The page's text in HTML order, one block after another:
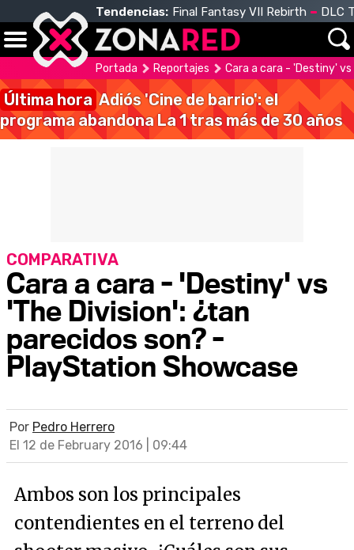
Tendencias: Final Fantasy VII Rebirth DLC
Portada Reportajes Cara a cara - 'Destiny'
Última hora Adiós 'Cine de barrio': el
programa abandona La 1 tras más de 30 años
Cara a cara - 'Destiny' vs
'The Division': ¿tan
parecidos son? -
PlayStation Showcase
COMPARATIVA
Por Pedro Herrero
El 12 de February 2016 | 09:44
Ambos son los principales
contendientes en el terreno del